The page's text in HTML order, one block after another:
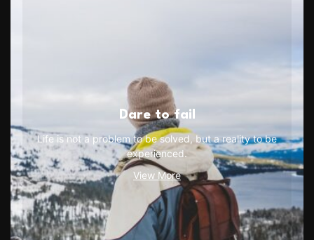
Dare to fail
Life is not a problem to be solved, but a reality to be
experienced.
View More